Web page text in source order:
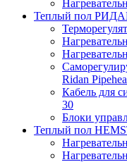
Теплый пол
Ridan
Кабель для
30
Блоки
Теплый пол